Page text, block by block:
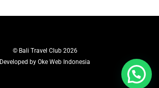
© Bali Travel Club2026
Developed by Oke Web Indonesia